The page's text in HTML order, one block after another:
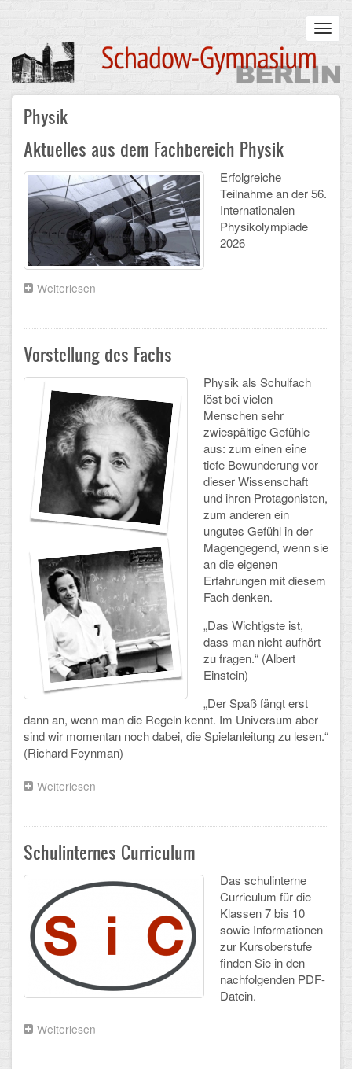
content
Main
navigation
STARTSEITE
UNSERE SCHULE
Infos zum Schulalltag
Was uns wichtig ist
Campus
Sanierung
Historisches
Schulalbum
SCHULLEBEN
Kollegium
Schulleitung
Schülervertretung
Gesamtelternvertretung
Sekretariat
Ganztagsschule
Schulsozialarbeit
Berufsorientierung
Arbeitsgemeinschaften
Klima-Projekt
Elternchor
Ehemalige
Schulzeitung: Der Gottfried
FÄCHER
Deutsch und Fremdsprachen
Ethik, Philosophie und Religion
Gesellschaftswissenschaften
Physik
Aktuelles aus dem Fachbereich Physik
Erfolgreiche
Teilnahme an der 56.
Internationalen
Physikolympiade
2026
Weiterlesen
dem
Fachbereich
Physik
Vorstellung des Fachs
Physik als Schulfach
löst bei vielen
Menschen sehr
zwiespältige Gefühle
aus: zum einen eine
tiefe Bewunderung vor
dieser Wissenschaft
und ihren Protagonisten,
zum anderen ein
ungutes Gefühl in der
Magengegend, wenn sie
an die eigenen
Erfahrungen mit diesem
Fach denken.
„Das Wichtigste ist,
dass man nicht aufhört
zu fragen.“ (Albert
Einstein)
„Der Spaß fängt erst
dann an, wenn man die Regeln kennt. Im Universum aber
sind wir momentan noch dabei, die Spielanleitung zu lesen.“
(Richard Feynman)
Weiterlesen
Fachs
Schulinternes Curriculum
Das schulinterne
Curriculum für die
Klassen 7 bis 10
sowie Informationen
zur Kursoberstufe
finden Sie in den
nachfolgenden PDF-
Datein.
Weiterlesen